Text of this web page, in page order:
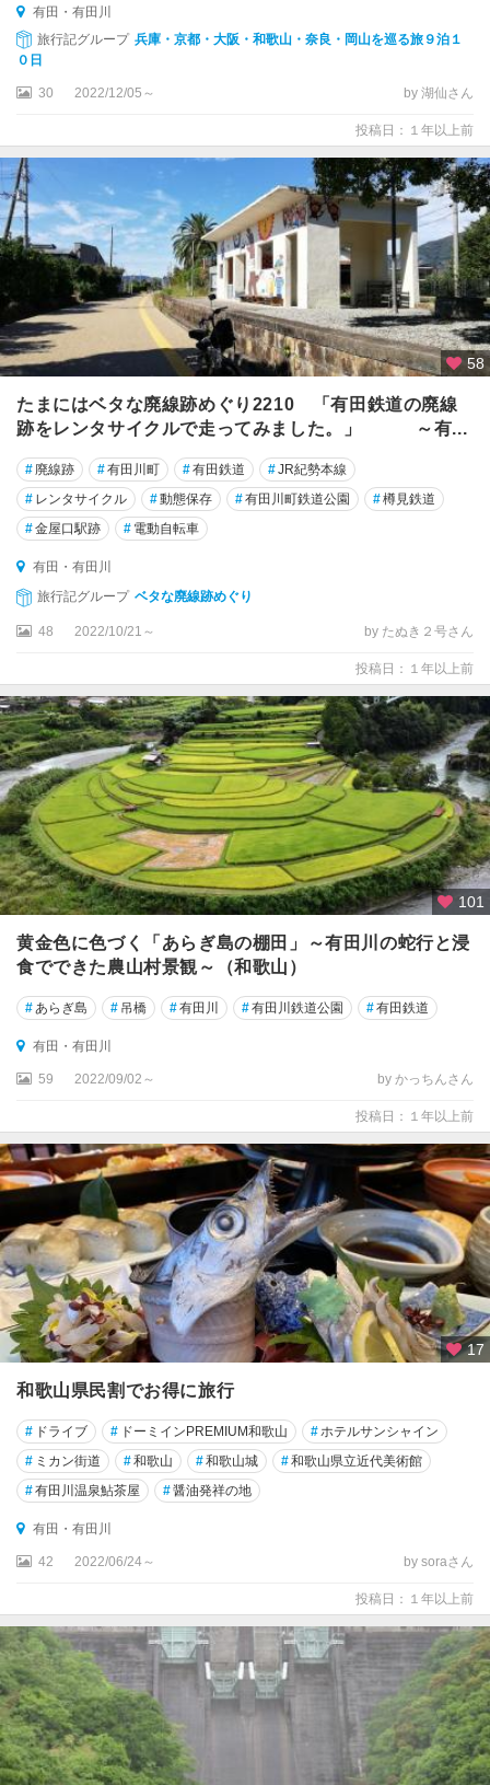
有田・有田川
旅行記グループ 兵庫・京都・大阪・和歌山・奈良・岡山を巡る旅９泊１
０日
30 2022/12/05～ by 湖仙さん
投稿日：１年以上前
58
たまにはベタな廃線跡めぐり2210 「有田鉄道の廃線
跡をレンタサイクルで走ってみました。」 ～有...
# 廃線跡 #有田川町 #有田鉄道 #JR紀勢本線
# レンタサイクル #動態保存 #有田川町鉄道公園 #樽見鉄道
#金屋口駅跡 # 電動自転車
有田・有田川
旅行記グループ ベタな廃線跡めぐり
48 2022/10/21～ by たぬき２号さん
投稿日：１年以上前
101
黄金色に色づく「あらぎ島の棚田」～有田川の蛇行と浸
食でできた農山村景観～（和歌山）
# あらぎ島 # 吊橋 #有田川 #有田川鉄道公園 #有田鉄道
有田・有田川
59 2022/09/02～ by かっちんさん
投稿日：１年以上前
17
和歌山県民割でお得に旅行
# ドライブ # ドーミインPREMIUM和歌山 # ホテルサンシャイン
# ミカン街道 #和歌山 #和歌山城 #和歌山県立近代美術館
#有田川温泉鮎茶屋 #醤油発祥の地
有田・有田川
42 2022/06/24～ by soraさん
投稿日：１年以上前